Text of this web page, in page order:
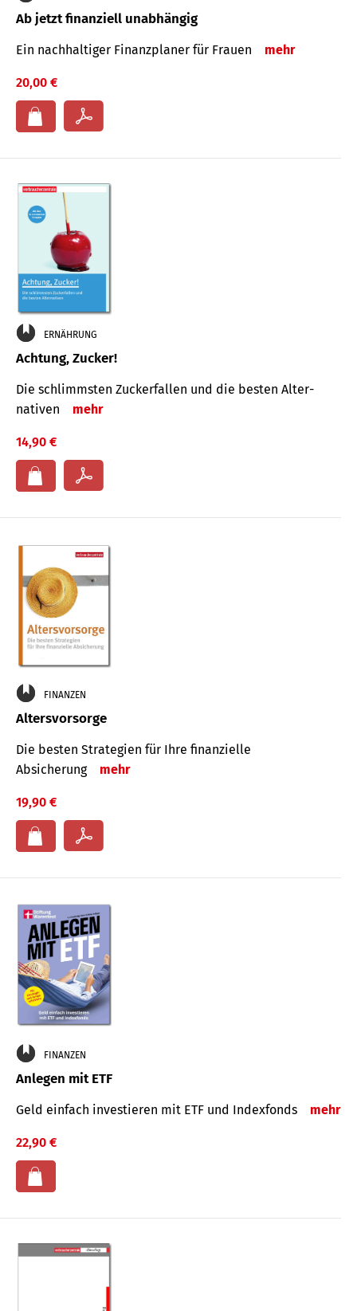
Ab jetzt finanziell unabhängig
Ein nachhaltiger Finanzplaner für Frauen mehr
20,00 €
ERNÄHRUNG
Achtung, Zucker!
Die schlimmsten Zucker­fallen und die besten Alter­
nativen
mehr
14,90 €
FINANZEN
Altersvorsorge
Die besten Strategien für Ihre finanzielle
Absicherung
mehr
19,90 €
FINANZEN
Anlegen mit ETF
Geld einfach investieren mit ETF und Indexfonds mehr
22,90 €